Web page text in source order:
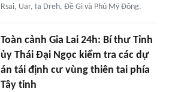
Rsai, Uar, Ia Dreh, Đề Gi và Phù Mỹ Đông.
Toàn cảnh Gia Lai 24h: Bí thư Tỉnh
ủy Thái Đại Ngọc kiểm tra các dự
án tái định cư vùng thiên tai phía
Tây tỉnh